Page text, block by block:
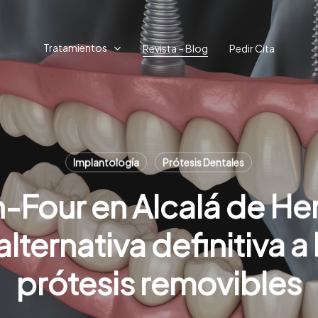
Tratamientos Revista – Blog Pedir Cita
Implantología Prótesis Dentales
Four en Alcalá de
definitiva a
prótesis removibles